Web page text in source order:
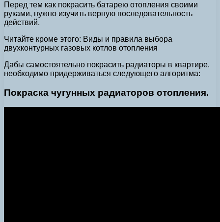
Перед тем как покрасить батарею отопления своими
руками, нужно изучить верную последовательность
действий.
Читайте кроме этого: Виды и правила выбора
двухконтурных газовых котлов отопления
Дабы самостоятельно покрасить радиаторы в квартире,
необходимо придерживаться следующего алгоритма:
Покраска чугунных радиаторов отопления.